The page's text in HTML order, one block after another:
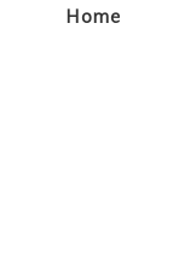
Home